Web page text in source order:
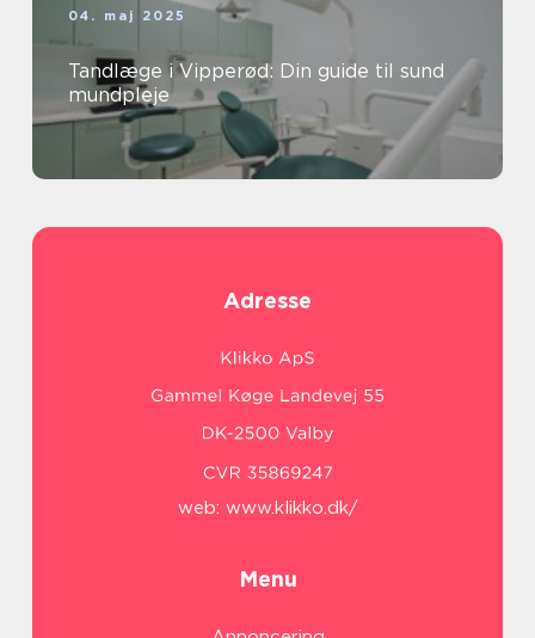
04. maj 2025
Tandlæge i Vipperød: Din guide til sund
mundpleje
Adresse
web: www.klikko.dk/
Menu